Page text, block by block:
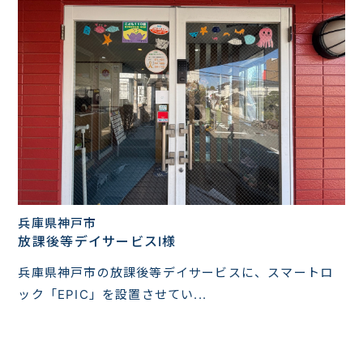
兵庫県神戸市
放課後等デイサービスI様
兵庫県神戸市の放課後等デイサービスに、スマートロ
ック「EPIC」を設置させてい...